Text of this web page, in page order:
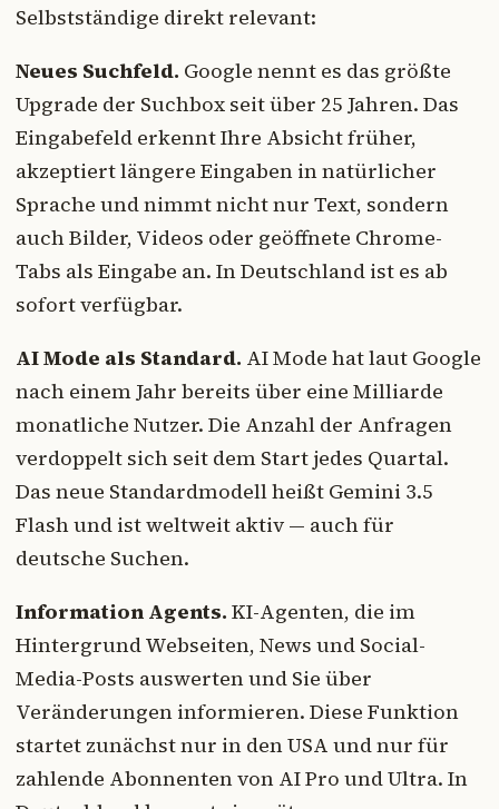
Selbstständige direkt relevant:
Neues Suchfeld. Google nennt es das größte
Upgrade der Suchbox seit über 25 Jahren. Das
Eingabefeld erkennt Ihre Absicht früher,
akzeptiert längere Eingaben in natürlicher
Sprache und nimmt nicht nur Text, sondern
auch Bilder, Videos oder geöffnete Chrome-
Tabs als Eingabe an. In Deutschland ist es ab
sofort verfügbar.
AI Mode als Standard. AI Mode hat laut Google
nach einem Jahr bereits über eine Milliarde
monatliche Nutzer. Die Anzahl der Anfragen
verdoppelt sich seit dem Start jedes Quartal.
Das neue Standardmodell heißt Gemini 3.5
Flash und ist weltweit aktiv — auch für
deutsche Suchen.
Information Agents. KI-Agenten, die im
Hintergrund Webseiten, News und Social-
Media-Posts auswerten und Sie über
Veränderungen informieren. Diese Funktion
startet zunächst nur in den USA und nur für
zahlende Abonnenten von AI Pro und Ultra. In